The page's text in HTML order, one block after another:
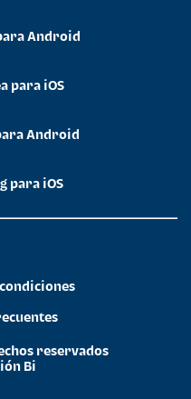
Android
para iOS
Android
para iOS
reservados
Bi